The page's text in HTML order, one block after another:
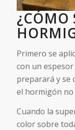
¿CÓMO
Primero se
con un
preparará y se
el hormigón no
Cuando la
color sobre